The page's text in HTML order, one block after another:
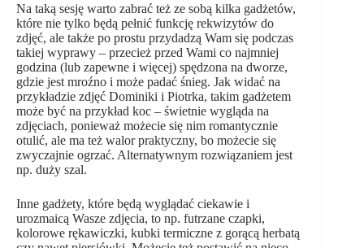
Na taką sesję warto zabrać też ze sobą kilka gadżetów,
które nie tylko będą pełnić funkcję rekwizytów do
zdjęć, ale także po prostu przydadzą Wam się podczas
takiej wyprawy – przecież przed Wami co najmniej
godzina (lub zapewne i więcej) spędzona na dworze,
gdzie jest mroźno i może padać śnieg. Jak widać na
przykładzie zdjęć Dominiki i Piotrka, takim gadżetem
może być na przykład koc – świetnie wygląda na
zdjęciach, ponieważ możecie się nim romantycznie
otulić, ale ma też walor praktyczny, bo możecie się
zwyczajnie ogrzać. Alternatywnym rozwiązaniem jest
np. duży szal.
Inne gadżety, które będą wyglądać ciekawie i
urozmaicą Wasze zdjęcia, to np. futrzane czapki,
kolorowe rękawiczki, kubki termiczne z gorącą herbatą